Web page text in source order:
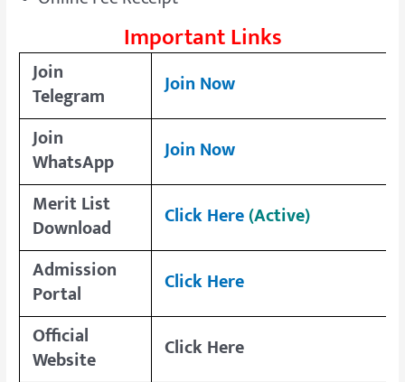
Important Links
Join
Telegram
Join Now
Join
WhatsApp
Join Now
Merit List
Download Click Here(Active)
Admission
Portal
Click Here
Official
Website Click Here